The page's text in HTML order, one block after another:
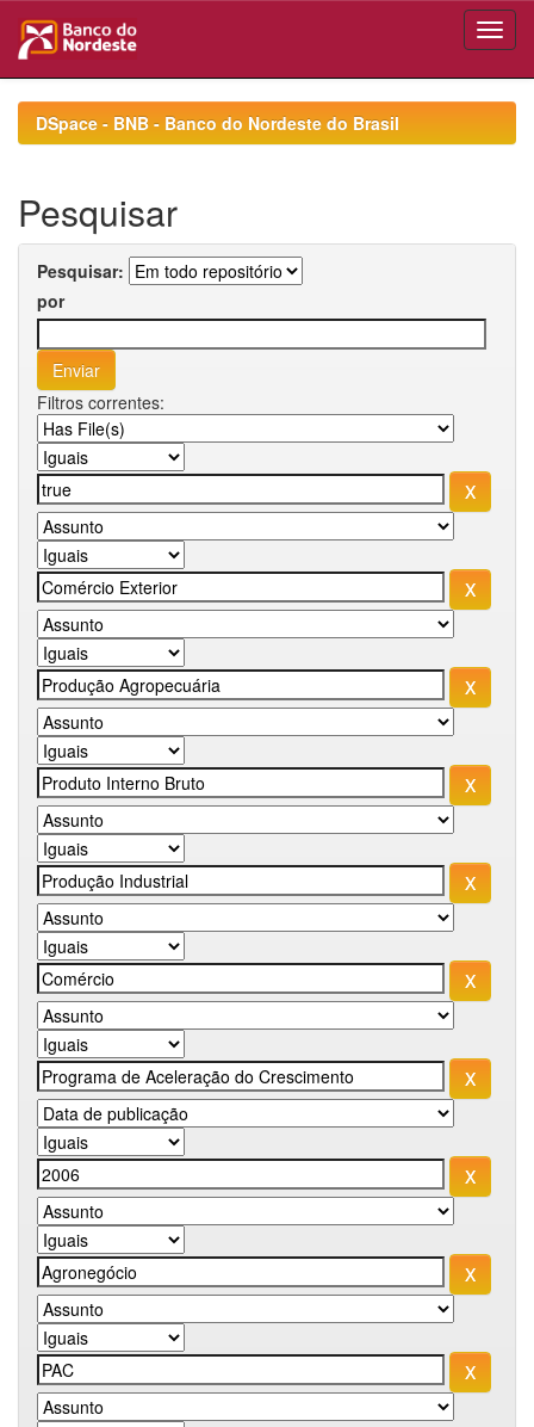
navigationDSpace - BNB - Banco do Nordeste do Brasil
Pesquisar
Pesquisar:
por
Filtros correntes: